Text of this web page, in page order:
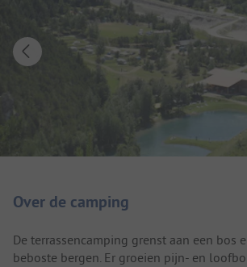
Over de camping
De terrassencamping grenst aan een bos
beboste bergen. Er groeien pijn- en